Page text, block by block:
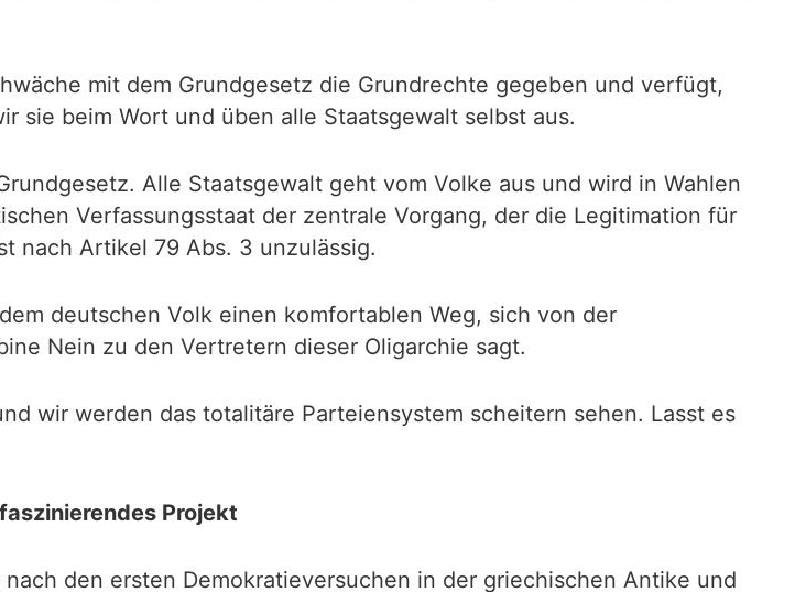
mit dem Grundgesetz die Grundrechte gegeben und verfügt,
sie beim Wort und üben alle Staatsgewalt selbst aus.
Alle Staatsgewalt geht vom Volke aus und wird in Wahlen
Verfassungsstaat der zentrale Vorgang, der die Legitimation für
nach Artikel 79 Abs. 3 unzulässig.
deutschen Volk einen komfortablen Weg, sich von der
Nein zu den Vertretern dieser Oligarchie sagt.
wir werden das totalitäre Parteiensystem scheitern sehen. Lasst es
Projekt
den ersten Demokratieversuchen in der griechischen Antike und